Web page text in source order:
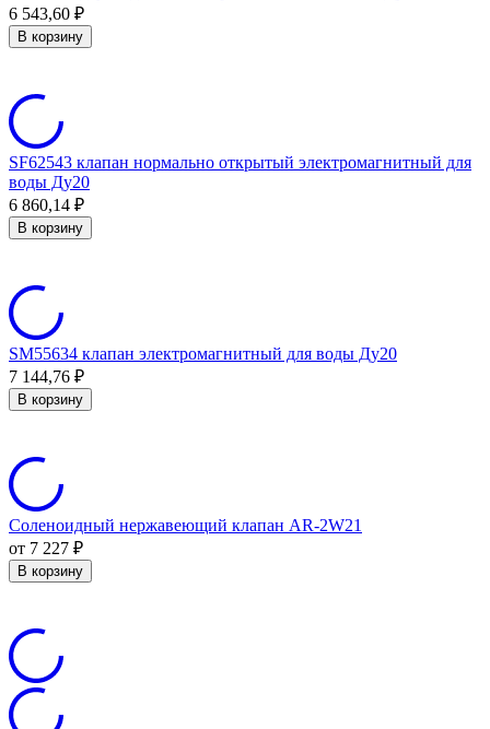
6 543,60 ₽
В корзину
SF62543 клапан нормально открытый электромагнитный для
воды Ду20
6 860,14 ₽
В корзину
SM55634 клапан электромагнитный для воды Ду20
7 144,76 ₽
В корзину
Соленоидный нержавеющий клапан AR-2W21
от 7 227 ₽
В корзину